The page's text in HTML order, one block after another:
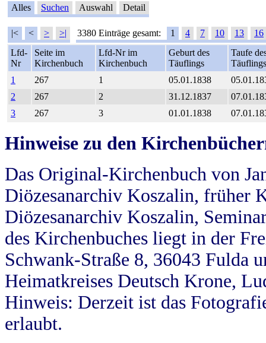
Alles Suchen Auswahl Detail
|< < > >| 3380 Einträge gesamt: 1 4 7 10 13
16
Lfd-
Nr
Seite im
Kirchenbuch
Lfd-Nr im
Kirchenbuch
Geburt des
Täuflings
Taufe
Täuflings
1
267 1 05.01.1838
2
267 2 31.12.1837
3
267 3 01.01.1838
Hinweise zu den
Das Original-Kirchenbuch von
Diözesanarchiv Koszalin, früher
Diözesanarchiv Koszalin,
des Kirchenbuches liegt in der
Schwank-Straße 8, 36043 Fulda
Heimatkreises Deutsch Krone,
Hinweis: Derzeit ist das
erlaubt.